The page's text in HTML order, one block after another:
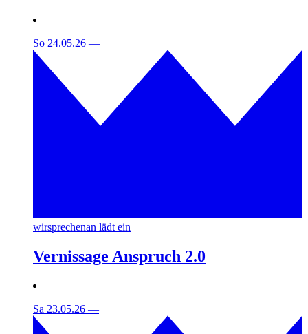
So 24.05.26 —
wirsprechenan lädt ein
Vernissage Anspruch 2.0
Sa 23.05.26 —